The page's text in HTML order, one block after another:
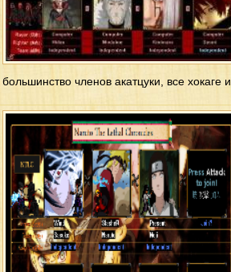
членов акатцуки, все хокаге и